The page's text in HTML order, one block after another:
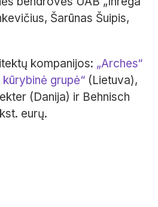
Šarūnas Šuipis,
kompanijos: „Arches“
grupė“ (Lietuva),
(Danija) ir Behnisch
eurų.